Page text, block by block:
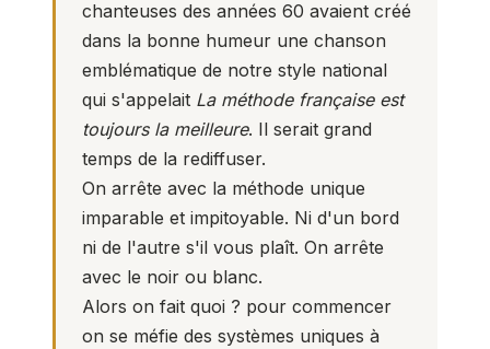
chanteuses des années 60 avaient créé
dans la bonne humeur une chanson
emblématique de notre style national
qui s'appelait La méthode française est
toujours la meilleure. Il serait grand
temps de la rediffuser.
On arrête avec la méthode unique
imparable et impitoyable. Ni d'un bord
ni de l'autre s'il vous plaît. On arrête
avec le noir ou blanc.
Alors on fait quoi ? pour commencer
on se méfie des systèmes uniques à